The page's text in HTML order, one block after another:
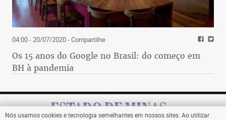
04:00 - 20/07/2020- Compartilhe
Os 15 anos do Google no Brasil: do começo em
BH à pandemia
Nós usamos cookies e tecnologia semelhantes em nossos sites. Ao utilizar